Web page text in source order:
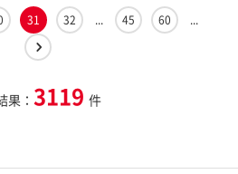
31 32 ... 45 60 ...
果： 3119 件